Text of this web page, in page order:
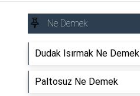
Ne Demek
Dudak Isırmak Ne Demek
Paltosuz Ne Demek